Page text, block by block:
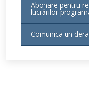
Abonare pentru
lucrărilor
Comunica un